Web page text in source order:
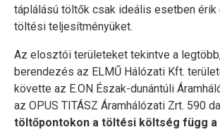
táplálású töltők csak ideális esetben érik
töltési teljesítményüket.
Az elosztói területeket tekintve a
berendezés az ELMŰ Hálózati Kft.
követte az E.ON Észak-dunántúli
az OPUS TITÁSZ Áramhálózati Zrt. 590
töltőpontokon a töltési költség függ